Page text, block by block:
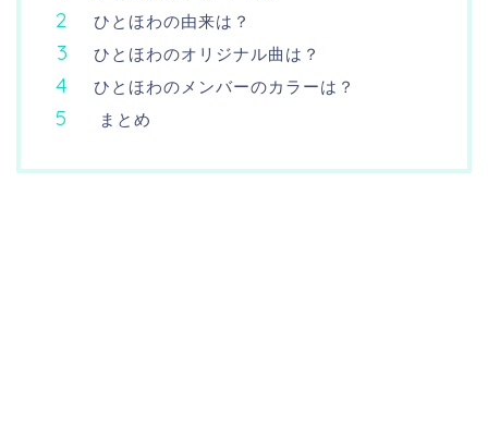
ひとほわの由来は？
ひとほわのオリジナル曲は？
ひとほわのメンバーのカラーは？
まとめ